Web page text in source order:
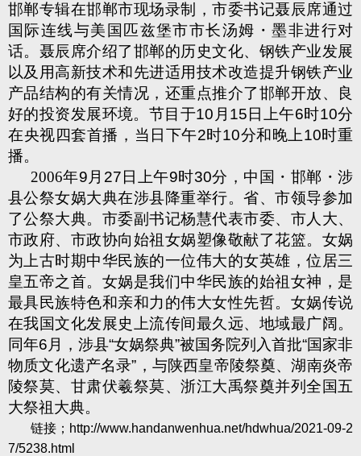
邯郸专辑在邯郸市现场录制，市委书记聂辰席通过
国际连线与美国匹兹堡市市长汤姆・墨非进行对
话。聂辰席介绍了邯郸的历史文化、钢铁产业发展
以及用高新技术和先进适用技术改造提升钢铁产业
产品结构的有关情况，还重点推介了邯郸开放、良
好的投资发展环境。节目于10 月 15 日上午6时10分
在央视四套首播，当日下午2时10分和晚上10时重
播。
2006年9 月 27 日上午9时30分，中国・邯郸・涉
县公祭女娲大典在涉县降重举行。省、市领导参加
了公祭大典。市委副书记杨慧代表市委、市人大、
市政府、市政协向始祖女娲塑像敬献了花篮。女娲
为上古时期中华民族的一位伟大的女英雄，位居三
皇五帝之首。女娲是我们中华民族的始祖女神，是
最具民族特色和亲和力的伟大女性先哲。女娲传说
在我国文化发展史上流传间最久远、地域最广阔。
同年6 月，涉县“女娲祭典”被国务院列入首批“国家非
物质文化遗产名录” ，与陕西皇帝陵祭奠、湖南炎帝
陵祭莫、甘肃伏羲祭莫、浙江大禹祭奠并列全国五
大祭祖大典。
链接； http://www.handanwenhua.net/hdwhua/2021-09-2
7/5238.html